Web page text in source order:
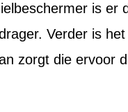
is
Verder is
zorgt die ervoor